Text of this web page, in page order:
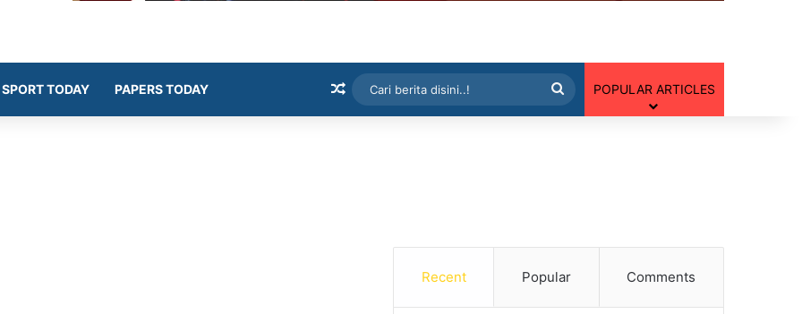
SPORT TODAY PAPERS TODAY Artikel Random
berita
POPULAR ARTICLES
Recent Popular Comments